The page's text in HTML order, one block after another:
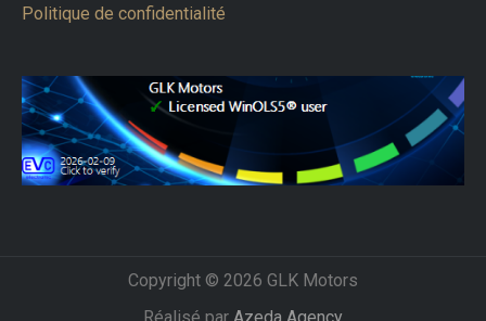
Politique de confidentialité
Copyright © 2026 GLK Motors